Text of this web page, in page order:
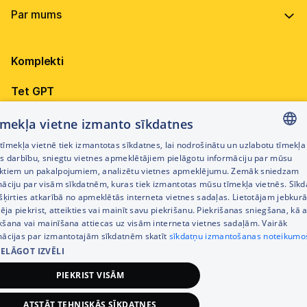
Ekspertu pakalpojumi
CyberShield 2026
Programmatūra
Elektrības valsts atbalsts uzņēmējiem
Mediju risinājumi - Backscreen
Vadība
Karjera
Dokumenti
Būvniecības saskaņošana
Iepirkumi
Privātuma politika
Kontakti
Komplekti
Tet GPT
Tehnika biznesam
Visi Tet pakalpojumi
©2026 Tet | Visas tiesības aizsargātas
LATVIAN
RUSSIAN
ENGLISH
vietne izmanto sīkdatnes
vietnē tiek izmantotas sīkdatnes, lai nodrošinātu un uzlabotu tīmekļa
darbību, sniegtu vietnes apmeklētājiem pielāgotu informāciju par mūsu
un pakalpojumiem, analizētu vietnes apmeklējumu. Zemāk sniedzam
par visām sīkdatnēm, kuras tiek izmantotas mūsu tīmekļa vietnēs.
atkarībā no apmeklētās interneta vietnes sadaļas. Lietotājam
piekrist, atteikties vai mainīt savu piekrišanu. Piekrišanas sniegšana, kā
vai mainīšana attiecas uz visām interneta vietnes sadaļām. Vairāk
par izmantotajām sīkdatnēm skatīt sīkdatņu izmantošanas
IZVĒLI
PIEKRIST VISĀM
ATSTĀT TEHNISKĀS SĪKDATNES